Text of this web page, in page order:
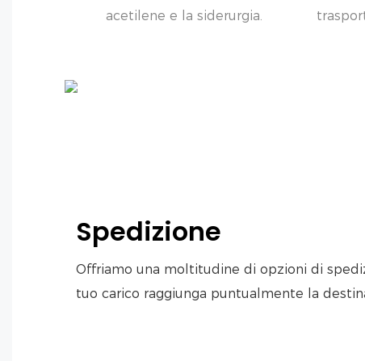
acetilene e la siderurgia.
Spedizione
Offriamo una moltitudine di opzioni di
tuo carico raggiunga puntualmente la